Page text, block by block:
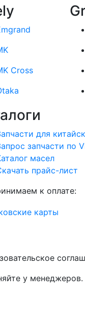
Cross
для
запчасти по
масел
прайс-лист
к оплате:
у